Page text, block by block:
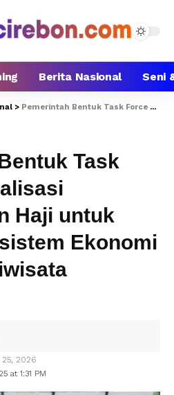
Berita Nasional Seni
> Pemerintah Bentuk Task Force Optimalisasi Penerbangan Haji untuk Perkuat Ekosistem Ekonomi Haji dan Pariwisata Indonesia
Task
Haji untuk
Ekonomi
at 1:31 PM
25, 2026